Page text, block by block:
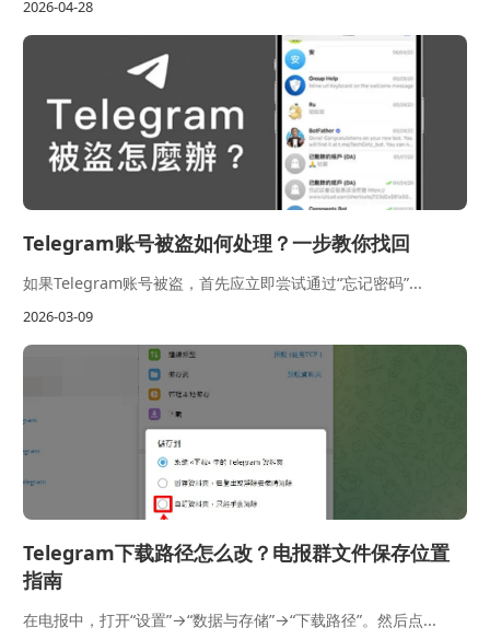
2026-04-28
Telegram账号被盗如何处理？一步教你找回
如果Telegram账号被盗，首先应立即尝试通过“忘记密码”...
2026-03-09
Telegram下载路径怎么改？电报群文件保存位置
指南
在电报中，打开“设置”→“数据与存储”→“下载路径”。然后点...